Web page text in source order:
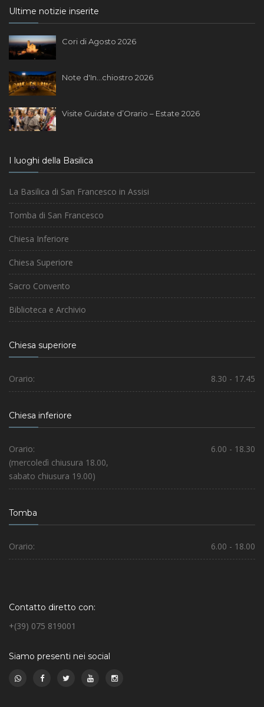
Ultime notizie inserite
Cori di Agosto 2026
Note d'In...chiostro 2026
Visite Guidate d’Orario – Estate 2026
I luoghi della Basilica
La Basilica di San Francesco in Assisi
Tomba di San Francesco
Chiesa Inferiore
Chiesa Superiore
Sacro Convento
Biblioteca e Archivio
Chiesa superiore
Orario: 8.30 - 17.45
Chiesa inferiore
Orario:
6.00 - 18.30
(mercoledì chiusura 18.00,
sabato chiusura 19.00)
Tomba
Orario: 6.00 - 18.00
Contatto diretto con:
+(39) 075 819001
Siamo presenti nei social